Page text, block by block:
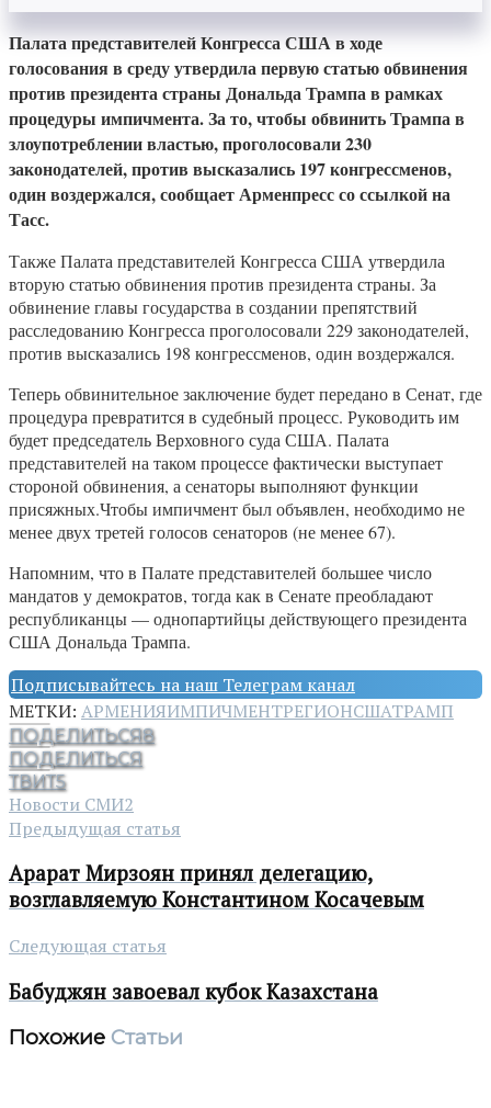
Палата представителей Конгресса США в ходе
голосования в среду утвердила первую статью обвинения
против президента страны Дональда Трампа в рамках
процедуры импичмента. За то, чтобы обвинить Трампа в
злоупотреблении властью, проголосовали 230
законодателей, против высказались 197 конгрессменов,
один воздержался, сообщает Арменпресс со ссылкой на
Тасс.
Также Палата представителей Конгресса США утвердила
вторую статью обвинения против президента страны. За
обвинение главы государства в создании препятствий
расследованию Конгресса проголосовали 229 законодателей,
против высказались 198 конгрессменов, один воздержался.
Теперь обвинительное заключение будет передано в Сенат, где
процедура превратится в судебный процесс. Руководить им
будет председатель Верховного суда США. Палата
представителей на таком процессе фактически выступает
стороной обвинения, а сенаторы выполняют функции
присяжных.Чтобы импичмент был объявлен, необходимо не
менее двух третей голосов сенаторов (не менее 67).
Напомним, что в Палате представителей большее число
мандатов у демократов, тогда как в Сенате преобладают
республиканцы — однопартийцы действующего президента
США Дональда Трампа.
Подписывайтесь на наш Телеграм канал
МЕТКИ: АРМЕНИЯИМПИЧМЕНТРЕГИОНСШАТРАМП
ПОДЕЛИТЬСЯ8
ПОДЕЛИТЬСЯ
ТВИТ5
Новости СМИ2
Предыдущая статья
Арарат Мирзоян принял делегацию,
возглавляемую Константином Косачевым
Следующая статья
Бабуджян завоевал кубок Казахстана
Похожие Статьи